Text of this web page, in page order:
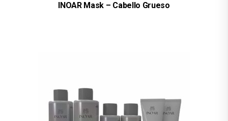
INOAR Mask – Cabello Grueso